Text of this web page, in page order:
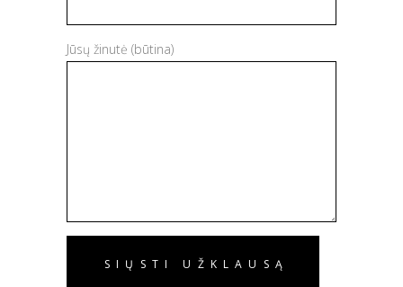
Jūsų žinutė (būtina)